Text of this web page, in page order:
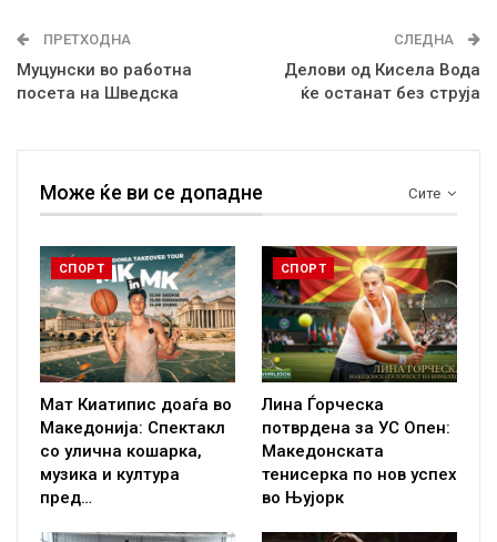
ПРЕТХОДНА
Муцунски во работна
посета на Шведска
СЛЕДНА
Делови од Кисела Вода
ќе останат без струја
Сите
Може ќе ви се допадне
СПОРТ
Мат Киатипис доаѓа во
Македонија: Спектакл
со улична кошарка,
музика и култура
пред…
СПОРТ
Лина Ѓорческа
потврдена за УС Опен:
Македонската
тенисерка по нов успех
во Њујорк